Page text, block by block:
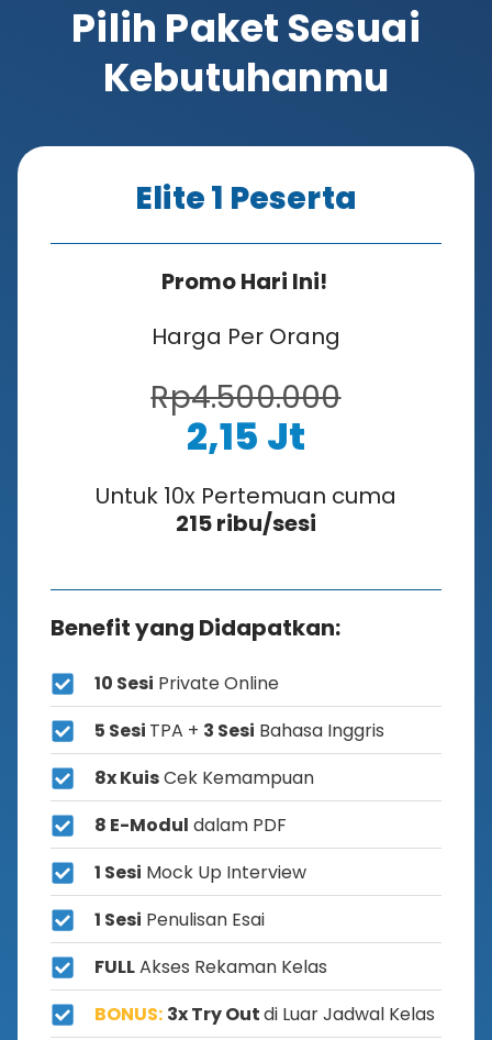
Pilih Paket Sesuai
Kebutuhanmu
Elite 1 Peserta
Promo Hari Ini!
Harga Per Orang
Rp4.500.000
2,15 Jt
Untuk 10x Pertemuan cuma
215 ribu/sesi
Benefit yang Didapatkan:
10 Sesi Private Online
5 Sesi TPA + 3 Sesi Bahasa Inggris
8x KuisCek Kemampuan
8 E-Modul dalam PDF
1 Sesi Mock Up Interview
1 Sesi Penulisan Esai
FULLAkses Rekaman Kelas
BONUS: 3x Try Outdi Luar Jadwal Kelas